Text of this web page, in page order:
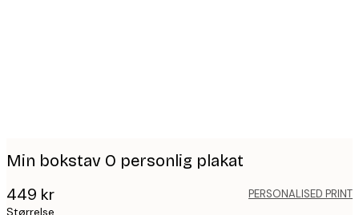
Min bokstav O personlig plakat
449 kr PERSONALISED PRINT
Størrelse